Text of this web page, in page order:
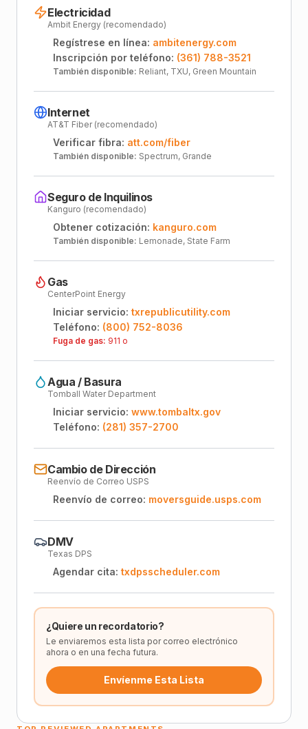
Electricidad
Ambit Energy (recomendado)
Regístrese en línea: ambitenergy.com
Inscripción por teléfono: (361) 788-3521
También disponible: Reliant, TXU, Green Mountain
Internet
AT&T Fiber (recomendado)
Verificar fibra: att.com/fiber
También disponible: Spectrum, Grande
Seguro de Inquilinos
Kanguro (recomendado)
Obtener cotización: kanguro.com
También disponible: Lemonade, State Farm
Gas
CenterPoint Energy
Iniciar servicio: txrepublicutility.com
Teléfono: (800) 752-8036
Fuga de gas: 911 o
Agua / Basura
Tomball Water Department
Iniciar servicio: www.tombaltx.gov
Teléfono: (281) 357-2700
Cambio de Dirección
Reenvío de Correo USPS
Reenvío de correo: moversguide.usps.com
DMV
Texas DPS
Agendar cita: txdpsscheduler.com
¿Quiere un recordatorio?
Le enviaremos esta lista por correo electrónico
ahora o en una fecha futura.
Envíenme Esta Lista